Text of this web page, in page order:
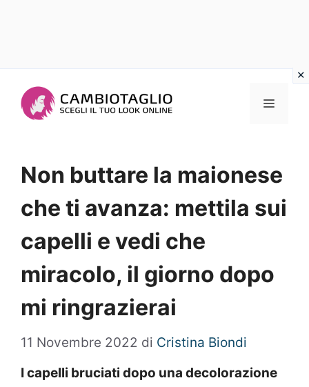
Menu
Non buttare la maionese
che ti avanza: mettila sui
capelli e vedi che
miracolo, il giorno dopo
mi ringrazierai
11 Novembre 2022 di Cristina Biondi
I capelli bruciati dopo una decolorazione